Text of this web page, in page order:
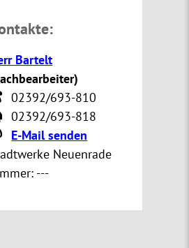
Bartelt
)
02392/693-810
02392/693-818
E-Mail senden
Neuenrade
---